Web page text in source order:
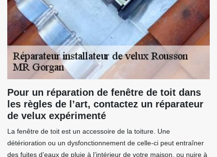
Pour un réparation de fenêtre de toit dans
les règles de l’art, contactez un réparateur
de velux expérimenté
La fenêtre de toit est un accessoire de la toiture. Une
détérioration ou un dysfonctionnement de celle-ci peut entraîner
des fuites d’eaux de pluie à l’intérieur de votre maison, ou nuire à